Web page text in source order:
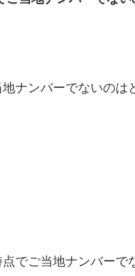
ナンバーでないのは
でご当地ナンバー